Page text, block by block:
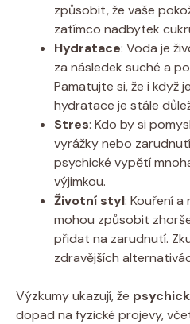
způsobit, že vaše
zatímco nadbytek
Hydratace: Voda je
za následek suché a
Pamatujte si, že i když
hydratace je stále
Stres: Kdo by si
vyrážky nebo
psychické vypětí
výjimkou.
Životní styl: Kouření
mohou způsobit
přidat na zarudnutí.
zdravějších
Výzkumy ukazují, že
dopad na fyzické projevy,